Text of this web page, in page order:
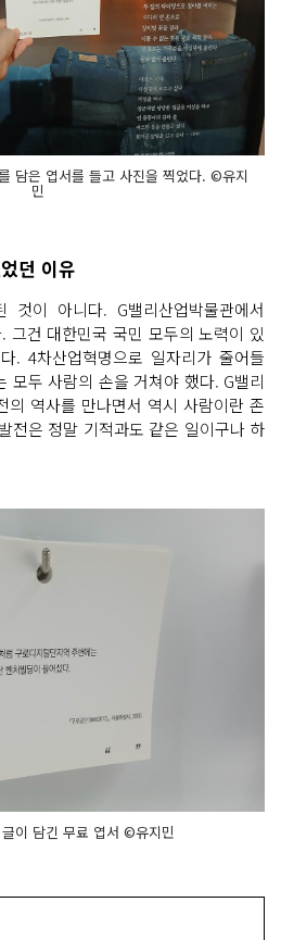
담은 엽서를 들고 사진을 찍었다. ©유지
민
던 이유
것이 아니다. G밸리산업박물관에서
그건 대한민국 국민 모두의 노력이 있
. 4차산업혁명으로 일자리가 줄어들
모두 사람의 손을 거쳐야 했다. G밸리
의 역사를 만나면서 역시 사람이란 존
전은 정말 기적과도 같은 일이구나 하
이 담긴 무료 엽서 ©유지민